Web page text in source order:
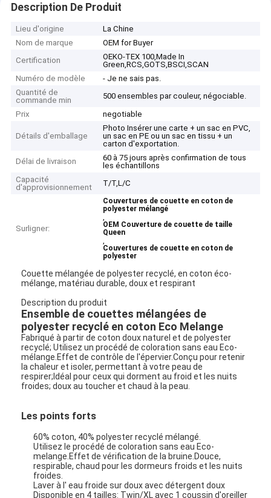
Description De Produit
Lieu d'origine
La Chine
Nom de marque
OEM for Buyer
Certification
OEKO-TEX 100,Made In
Green,RCS,GOTS,BSCI,SCAN
Numéro de modèle
- Je ne sais pas.
Quantité de
commande min
500 ensembles par couleur, négociable.
Prix
negotiable
Détails d'emballage
Photo Insérer une carte + un sac en PVC,
un sac en PE ou un sac en tissu + un
carton d'exportation.
Délai de livraison
60 à 75 jours après confirmation de tous
les échantillons
Capacité
d'approvisionnement
T/T,L/C
Surligner:
Couvertures de couette en coton de
polyester mélangé
,
OEM Couverture de couette de taille
Queen
,
Couvertures de couette en coton de
polyester
Couette mélangée de polyester recyclé, en coton éco-
mélange, matériau durable, doux et respirant
Description du produit
Ensemble de couettes mélangées de
polyester recyclé en coton Eco Melange
Fabriqué à partir de coton doux naturel et de polyester
recyclé; Utilisez un procédé de coloration sans eau Eco-
mélange.Effet de contrôle de l'épervier.Conçu pour retenir
la chaleur et isoler, permettant à votre peau de
respirer;Idéal pour ceux qui dorment au froid et les nuits
froides; doux au toucher et chaud à la peau.
Les points forts
60% coton, 40% polyester recyclé mélangé.
Utilisez le procédé de coloration sans eau Eco-
melange.Effet de vérification de la bruine.Douce,
respirable, chaud pour les dormeurs froids et les nuits
froides.
Laver à l' eau froide sur doux avec détergent doux
Disponible en 4 tailles: Twin/XL avec 1 coussin d'oreiller